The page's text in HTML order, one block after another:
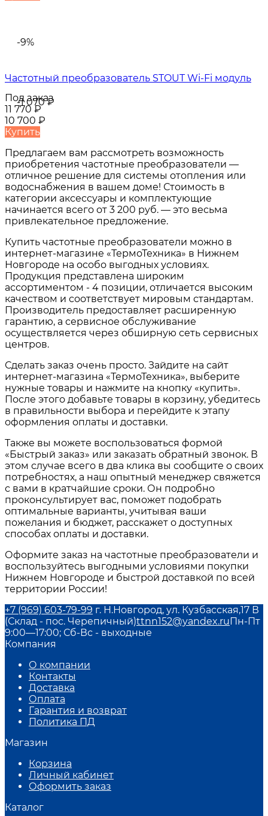
-9%
-1 070₽
Частотный преобразователь STOUT Wi-Fi модуль
Под заказ
11 770 ₽
10 700 ₽
Купить
Предлагаем вам рассмотреть возможность
приобретения частотные преобразователи —
отличное решение для системы отопления или
водоснабжения в вашем доме! Стоимость в
категории аксессуары и комплектующие
начинается всего от 3 200 руб. — это весьма
привлекательное предложение.
Купить частотные преобразователи можно в
интернет-магазине «ТермоТехника» в Нижнем
Новгороде на особо выгодных условиях.
Продукция представлена широким
ассортиментом - 4 позиции, отличается высоким
качеством и соответствует мировым стандартам.
Производитель предоставляет расширенную
гарантию, а сервисное обслуживание
осуществляется через обширную сеть сервисных
центров.
Сделать заказ очень просто. Зайдите на сайт
интернет-магазина «ТермоТехника», выберите
нужные товары и нажмите на кнопку «купить».
После этого добавьте товары в корзину, убедитесь
в правильности выбора и перейдите к этапу
оформления оплаты и доставки.
Также вы можете воспользоваться формой
«Быстрый заказ» или заказать обратный звонок. В
этом случае всего в два клика вы сообщите о своих
потребностях, а наш опытный менеджер свяжется
с вами в кратчайшие сроки. Он подробно
проконсультирует вас, поможет подобрать
оптимальные варианты, учитывая ваши
пожелания и бюджет, расскажет о доступных
способах оплаты и доставки.
Оформите заказ на частотные преобразователи и
воспользуйтесь выгодными условиями покупки
Нижнем Новгороде и быстрой доставкой по всей
территории России!
+7 (969) 603-79-99 г. Н.Новгород, ул. Кузбасская,17 В
(Склад - пос. Черепичный)ttnn152@yandex.ruПн-Пт
9:00—17:00; Сб-Вс - выходные
Компания
О компании
Контакты
Доставка
Оплата
Гарантия и возврат
Политика ПД
Магазин
Корзина
Личный кабинет
Оформить заказ
Каталог